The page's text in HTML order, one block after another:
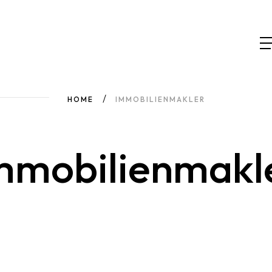
HOME IMMOBILIENMAKLER